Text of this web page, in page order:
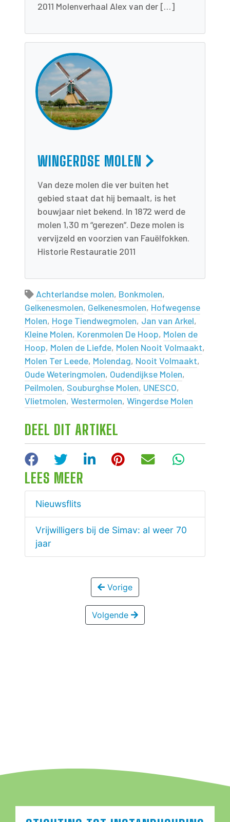
2011 Molenverhaal Alex van der […]
WINGERDSE MOLEN
Van deze molen die ver buiten het
gebied staat dat hij bemaalt, is het
bouwjaar niet bekend. In 1872 werd de
molen 1,30 m “gerezen”. Deze molen is
vervijzeld en voorzien van Fauëlfokken.
Historie Restauratie 2011
Achterlandse molen, Bonkmolen,
Gelkenesmolen, Gelkenesmolen, Hofwegense
Molen, Hoge Tiendwegmolen, Jan van Arkel,
Kleine Molen, Korenmolen De Hoop, Molen de
Hoop, Molen de Liefde, Molen Nooit Volmaakt,
Molen Ter Leede, Molendag, Nooit Volmaakt,
Oude Weteringmolen, Oudendijkse Molen,
Peilmolen, Souburghse Molen, UNESCO,
Vlietmolen, Westermolen, Wingerdse Molen
DEEL DIT ARTIKEL
FacebookTwitterLinkedInPinterest
E-mail
LEES MEER
Nieuwsflits
Vrijwilligers bij de Simav: al weer 70
jaar
Vorige
Volgende